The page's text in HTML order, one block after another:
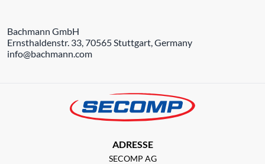
Bachmann GmbH
Ernsthaldenstr. 33, 70565 Stuttgart, Germany
info@bachmann.com
ADRESSE
SECOMP AG